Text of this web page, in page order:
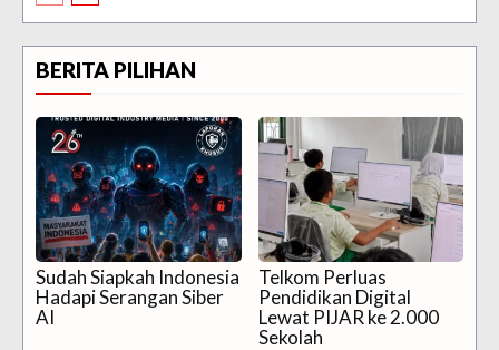
BERITA PILIHAN
Sudah Siapkah Indonesia
Hadapi Serangan Siber
AI
Telkom Perluas
Pendidikan Digital
Lewat PIJAR ke 2.000
Sekolah